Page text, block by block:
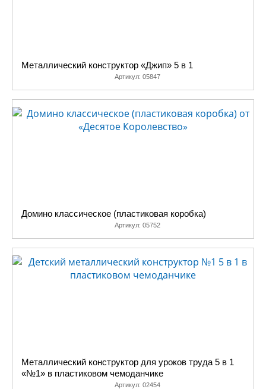
Металлический конструктор «Джип» 5 в 1
Артикул: 05847
Домино классическое (пластиковая коробка)
Артикул: 05752
Металлический конструктор для уроков труда 5 в 1
«№1» в пластиковом чемоданчике
Артикул: 02454